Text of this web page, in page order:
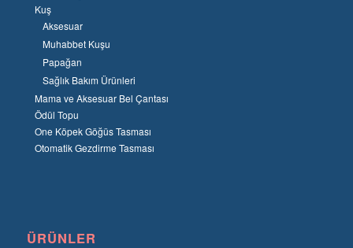
Kuş
Aksesuar
Muhabbet Kuşu
Papağan
Sağlık Bakım Ürünleri
Mama ve Aksesuar Bel Çantası
Ödül Topu
One Köpek Göğüs Tasması
Otomatik Gezdirme Tasması
ÜRÜNLER